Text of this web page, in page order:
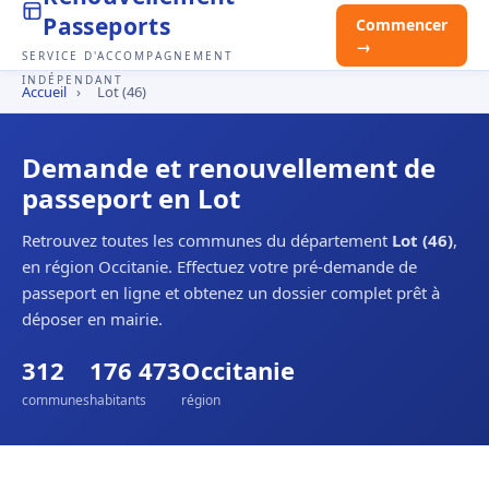
Passeports
SERVICE D'ACCOMPAGNEMENT
INDÉPENDANT
Commencer
→
Accueil › Lot (46)
Demande et renouvellement de
passeport en Lot
Retrouvez toutes les communes du département Lot (46),
en région Occitanie. Effectuez votre pré-demande de
passeport en ligne et obtenez un dossier complet prêt à
déposer en mairie.
312
communes
176 473
habitants
Occitanie
région